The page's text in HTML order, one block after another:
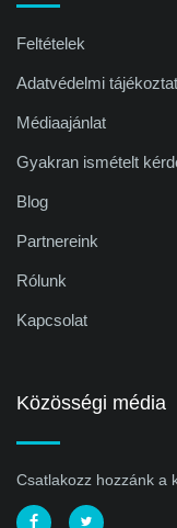
Feltételek
Adatvédelmi
Médiaajánlat
Gyakran ismételt
Blog
Partnereink
Rólunk
Kapcsolat
Közösségi média
Csatlakozz hozzánk a